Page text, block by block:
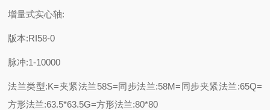
增量式实心轴:
版本:RI58-0
脉冲:1-10000
法兰类型:K=夹紧法兰58S=同步法兰:58M=同步夹紧法兰:65Q=
方形法兰:63.5*63.5G=方形法兰:80*80